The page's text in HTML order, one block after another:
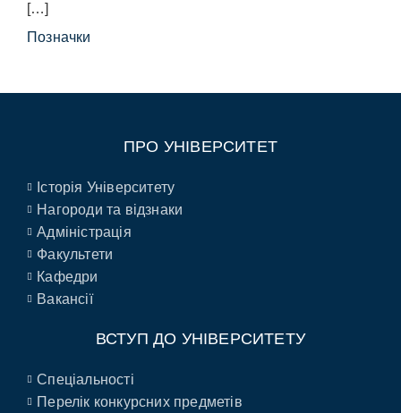
[…]
Позначки
ПРО УНІВЕРСИТЕТ
Історія Університету
Нагороди та відзнаки
Адміністрація
Факультети
Кафедри
Вакансії
ВСТУП ДО УНІВЕРСИТЕТУ
Спеціальності
Перелік конкурсних предметів